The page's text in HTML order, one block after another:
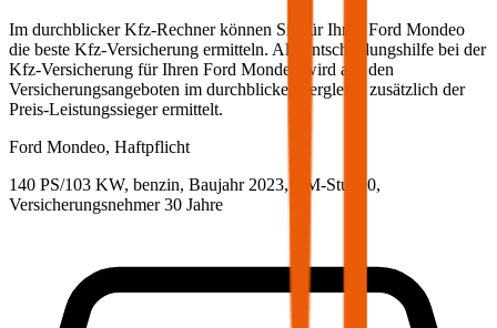
Im durchblicker Kfz-Rechner können Sie für Ihren Ford Mondeo
die beste Kfz-Versicherung ermitteln. Als Entscheidungshilfe bei der
Kfz-Versicherung für Ihren Ford Mondeo
wird aus den
Versicherungsangeboten im durchblicker Vergleich zusätzlich der
Preis-Leistungssieger ermittelt.
Ford Mondeo, Haftpflicht
140 PS/103 KW, benzin, Baujahr 2023,BM-Stufe 0,
Versicherungsnehmer 30 Jahre